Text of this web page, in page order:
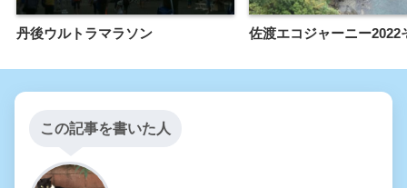
丹後ウルトラマラソン 佐渡エコジャーニー2022
この記事を書いた人